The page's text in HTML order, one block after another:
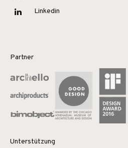
Linkedin
Partner
Unterstützung